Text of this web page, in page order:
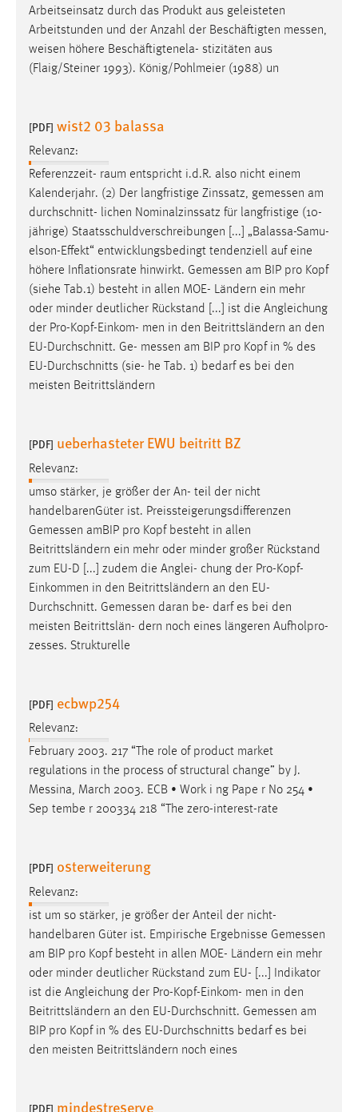
Arbeitseinsatz durch das Produkt aus geleisteten
Arbeitstunden und der Anzahl der Beschäftigten messen,
weisen höhere Beschäftigtenela- stizitäten aus
(Flaig/Steiner 1993). König/Pohlmeier (1988) un
[PDF] wist2 03 balassa
Relevanz:
Referenzzeit- raum entspricht i.d.R. also nicht einem
Kalenderjahr. (2) Der langfristige Zinssatz, gemessen am
durchschnitt- lichen Nominalzinssatz für langfristige (10-
jährige) Staatsschuldverschreibungen [...] „Balassa-Samu-
elson-Effekt“ entwicklungsbedingt tendenziell auf eine
höhere Inflationsrate hinwirkt. Gemessen am BIP pro Kopf
(siehe Tab.1) besteht in allen MOE- Ländern ein mehr
oder minder deutlicher Rückstand [...] ist die Angleichung
der Pro-Kopf-Einkom- men in den Beitrittsländern an den
EU-Durchschnitt. Ge- messen am BIP pro Kopf in % des
EU-Durchschnitts (sie- he Tab. 1) bedarf es bei den
meisten Beitrittsländern
[PDF] ueberhasteter EWU beitritt BZ
Relevanz:
umso stärker, je größer der An- teil der nicht
handelbarenGüter ist. Preissteigerungsdifferenzen
Gemessen amBIP pro Kopf besteht in allen
Beitrittsländern ein mehr oder minder großer Rückstand
zum EU-D [...] zudem die Anglei- chung der Pro-Kopf-
Einkommen in den Beitrittsländern an den EU-
Durchschnitt. Gemessen daran be- darf es bei den
meisten Beitrittslän- dern noch eines längeren Aufholpro-
zesses. Strukturelle
[PDF] ecbwp254
Relevanz:
February 2003. 217 “The role of product market
regulations in the process of structural change” by J.
Messina, March 2003. ECB • Work i ng Pape r No 254 •
Sep tembe r 200334 218 “The zero-interest-rate
[PDF] osterweiterung
Relevanz:
ist um so stärker, je größer der Anteil der nicht-
handelbaren Güter ist. Empirische Ergebnisse Gemessen
am BIP pro Kopf besteht in allen MOE- Ländern ein mehr
oder minder deutlicher Rückstand zum EU- [...] Indikator
ist die Angleichung der Pro-Kopf-Einkom- men in den
Beitrittsländern an den EU-Durchschnitt. Gemessen am
BIP pro Kopf in % des EU-Durchschnitts bedarf es bei
den meisten Beitrittsländern noch eines
[PDF] mindestreserve
Zweck:
Zugriffsstatistik
Cookie Laufzeit:
MARKETING
Marketing Cookies werden von Drittanbietern
verwendet, um personalisierte Werbung anzuzeigen.
Sie tun dies, indem sie Besucher über Websites
hinweg verfolgen.
Google Ads
Name:
Anbieter:
Google Ireland Limited
Zweck:
Cookie Laufzeit:
Facebook Pixel
Name:
_fbp
Anbieter:
Facebook
Zweck:
Conversion-Tracking
3 Monate
EXTERNE MEDIEN
Um Inhalte von Videoplattformen und Social Media
Plattformen anzeigen zu können, werden von diesen
YouTube
Vimeo